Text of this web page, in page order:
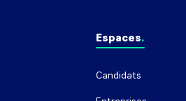
Espaces
Candidats